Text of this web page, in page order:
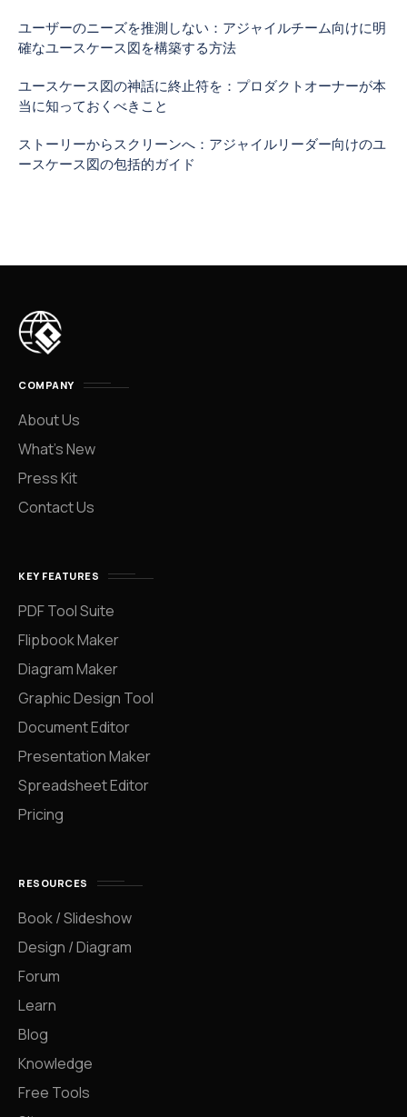
ユーザーのニーズを推測しない：アジャイルチーム向けに明
確なユースケース図を構築する方法
ユースケース図の神話に終止符を：プロダクトオーナーが本
当に知っておくべきこと
ストーリーからスクリーンへ：アジャイルリーダー向けのユ
ースケース図の包括的ガイド
COMPANY
About Us
What’s New
Press Kit
Contact Us
KEY FEATURES
PDF Tool Suite
Flipbook Maker
Diagram Maker
Graphic Design Tool
Document Editor
Presentation Maker
Spreadsheet Editor
Pricing
RESOURCES
Book / Slideshow
Design / Diagram
Forum
Learn
Blog
Knowledge
Free Tools